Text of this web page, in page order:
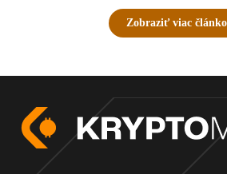
Zobraziť viac